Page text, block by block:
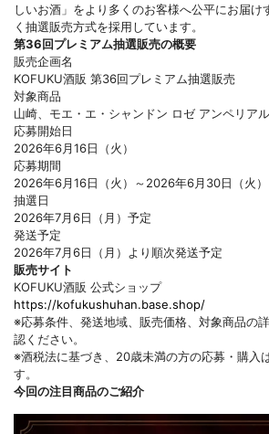
しいお酒」をより多くのお客様へ公平にお届け
く抽選販売方式を採用しています。
第36回プレミアム抽選販売の概要
販売企画名
KOFUKU酒販 第36回プレミアム抽選販売
対象商品
山崎、モエ・エ・シャンドン ロゼ アンペリア
応募開始日
2026年6月16日（火）
応募期間
2026年6月16日（火）～2026年6月30日（火）
抽選日
2026年7月6日（月）予定
発送予定
2026年7月6日（月）より順次発送予定
販売サイト
KOFUKU酒販 公式ショップ
https://kofukushuhan.base.shop/
※応募条件、発送地域、販売価格、対象商品の
認ください。
※酒税法に基づき、20歳未満の方の応募・購入
す。
今回の注目商品のご紹介